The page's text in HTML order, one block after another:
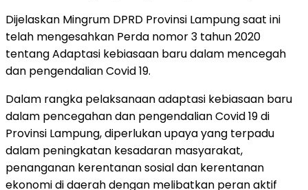
Dijelaskan Mingrum DPRD Provinsi Lampung saat ini
telah mengesahkan Perda nomor 3 tahun 2020
tentang Adaptasi kebiasaan baru dalam mencegah
dan pengendalian Covid 19.
Dalam rangka pelaksanaan adaptasi kebiasaan baru
dalam pencegahan dan pengendalian Covid 19 di
Provinsi Lampung, diperlukan upaya yang terpadu
dalam peningkatan kesadaran masyarakat,
penanganan kerentanan sosial dan kerentanan
ekonomi di daerah dengan melibatkan peran aktif